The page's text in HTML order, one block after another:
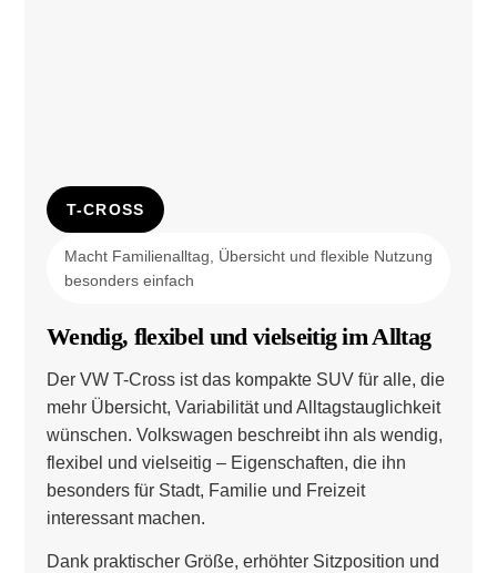
T-CROSS
Macht Familienalltag, Übersicht und flexible Nutzung
besonders einfach
Wendig, flexibel und vielseitig im Alltag
Der VW T-Cross ist das kompakte SUV für alle, die
mehr Übersicht, Variabilität und Alltagstauglichkeit
wünschen. Volkswagen beschreibt ihn als wendig,
flexibel und vielseitig – Eigenschaften, die ihn
besonders für Stadt, Familie und Freizeit
interessant machen.
Dank praktischer Größe, erhöhter Sitzposition und